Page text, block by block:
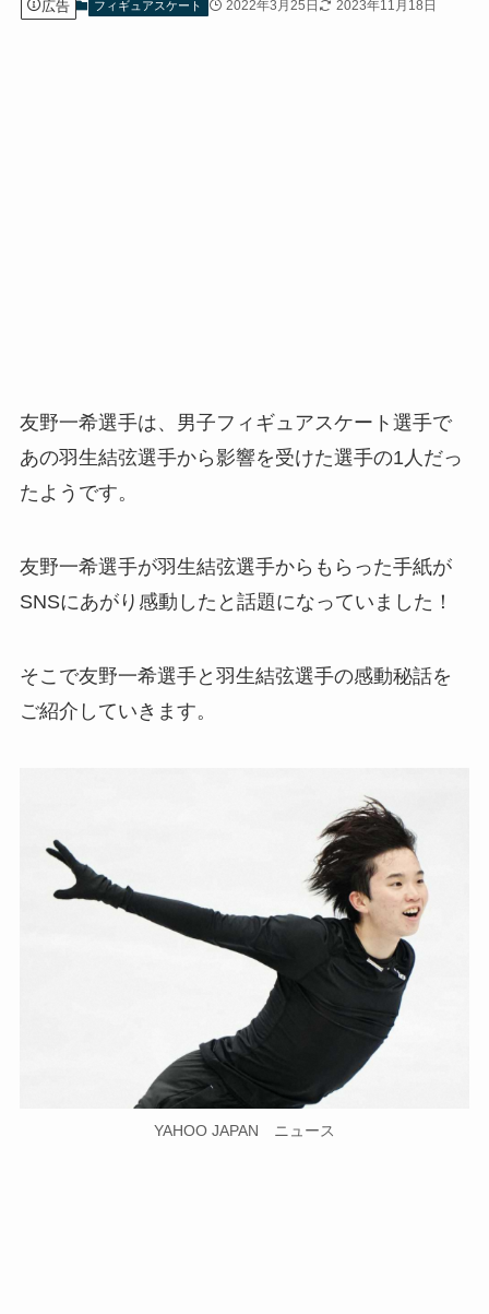
広告 フィギュアスケート 2022年3月25日 2023年11月18日
友野一希選手は、男子フィギュアスケート選手で
あの羽生結弦選手から影響を受けた選手の1人だっ
たようです。
友野一希選手が羽生結弦選手からもらった手紙が
SNSにあがり感動したと話題になっていました！
そこで友野一希選手と羽生結弦選手の感動秘話を
ご紹介していきます。
YAHOO JAPAN ニュース